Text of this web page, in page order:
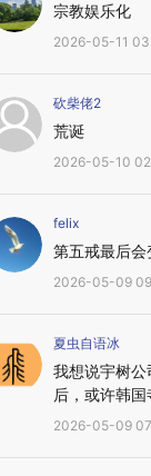
宗教娱乐化
2026-05-11
砍柴佬2
荒诞
2026-05-10
felix
第五戒最后会
2026-05-09
夏虫自语冰
我想说宇树
后，或许韩国
2026-05-09